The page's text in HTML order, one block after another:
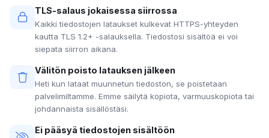
TLS-salaus jokaisessa siirrossa
Kaikki tiedostojen lataukset kulkevat HTTPS-yhteyden
kautta TLS 1.2+ -salauksella. Tiedostosi sisältöä ei voi
siepata siirron aikana.
Välitön poisto latauksen jälkeen
Heti kun lataat muunnetun tiedoston, se poistetaan
palvelimiltamme. Emme säilytä kopiota, varmuuskopiota tai
johdannaista sisällöstäsi.
Ei pääsyä tiedostojen sisältöön